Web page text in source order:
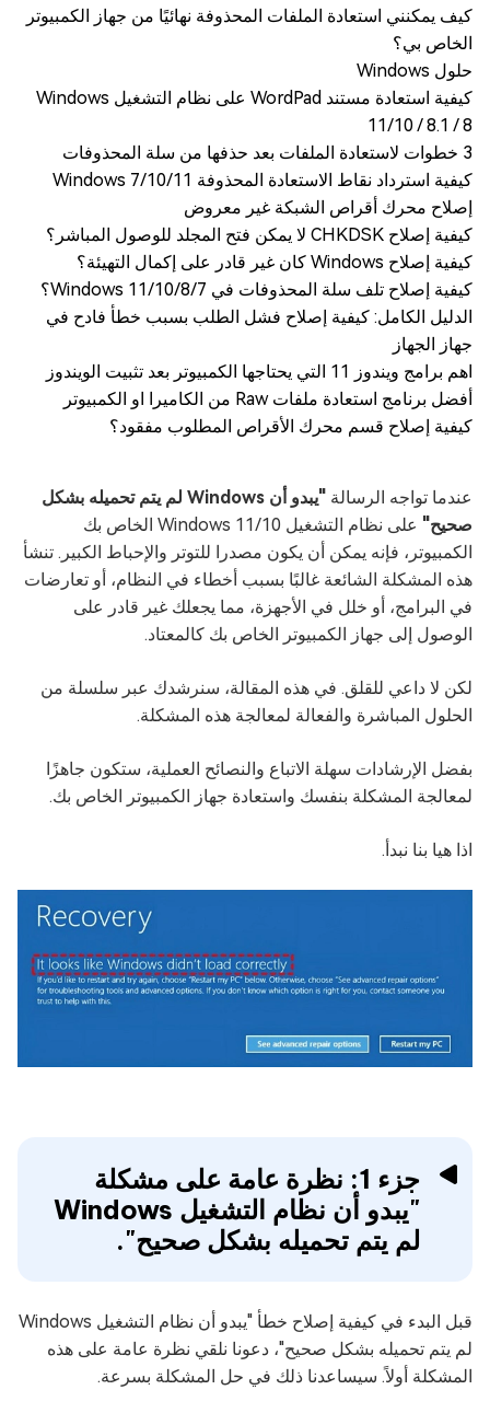
كيف يمكنني استعادة الملفات المحذوفة نهائيًا من جهاز الكمبيوتر
الخاص بي؟
حلول Windows
كيفية استعادة مستند WordPad على نظام التشغيل Windows
11/10 / 8.1 / 8
3 خطوات لاستعادة الملفات بعد حذفها من سلة المحذوفات
كيفية استرداد نقاط الاستعادة المحذوفة Windows 7/10/11
إصلاح محرك أقراص الشبكة غير معروض
كيفية إصلاح CHKDSK لا يمكن فتح المجلد للوصول المباشر؟
كيفية إصلاح Windows كان غير قادر على إكمال التهيئة؟
كيفية إصلاح تلف سلة المحذوفات في Windows 11/10/8/7؟
الدليل الكامل: كيفية إصلاح فشل الطلب بسبب خطأ فادح في
جهاز الجهاز
اهم برامج ويندوز 11 التي يحتاجها الكمبيوتر بعد تثبيت الويندوز
أفضل برنامج استعادة ملفات Raw من الكاميرا او الكمبيوتر
كيفية إصلاح قسم محرك الأقراص المطلوب مفقود؟
عندما تواجه الرسالة
"يبدو أن Windows لم يتم تحميله بشكل
صحيح"
على نظام التشغيل Windows 11/10 الخاص بك
الكمبيوتر، فإنه يمكن أن يكون مصدرا للتوتر والإحباط الكبير. تنشأ
هذه المشكلة الشائعة غالبًا بسبب أخطاء في النظام، أو تعارضات
في البرامج، أو خلل في الأجهزة، مما يجعلك غير قادر على
الوصول إلى جهاز الكمبيوتر الخاص بك كالمعتاد.
لكن لا داعي للقلق. في هذه المقالة، سنرشدك عبر سلسلة من
الحلول المباشرة والفعالة لمعالجة هذه المشكلة.
بفضل الإرشادات سهلة الاتباع والنصائح العملية، ستكون جاهزًا
لمعالجة المشكلة بنفسك واستعادة جهاز الكمبيوتر الخاص بك.
اذا هيا بنا نبدأ.
جزء 1: نظرة عامة على مشكلة
"يبدو أن نظام التشغيل Windows
لم يتم تحميله بشكل صحيح".
قبل البدء في كيفية إصلاح خطأ "يبدو أن نظام التشغيل Windows
لم يتم تحميله بشكل صحيح"، دعونا نلقي نظرة عامة على هذه
المشكلة أولاً. سيساعدنا ذلك في حل المشكلة بسرعة.